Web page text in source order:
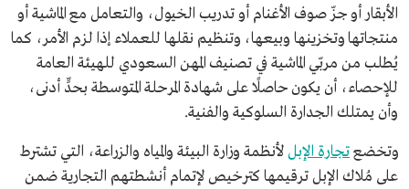
الأبقار أو جزّ صوف الأغنام أو تدريب الخيول، والتعامل مع الماشية أو
منتجاتها وتخزينها وبيعها، وتنظيم نقلها للعملاء إذا لزم الأمر، كما
يُطلب من مربّي الماشية في تصنيف المهن السعودي للهيئة العامة
للإحصاء، أن يكون حاصلًا على شهادة المرحلة المتوسطة بحدٍّ أدنى،
وأن يمتلك الجدارة السلوكية والفنية.
وتخضعتجارة الإبللأنظمة وزارة البيئة والمياه والزراعة، التي تشترط
على مُلاك الإبل ترقيمها كترخيص لإتمام أنشطتهم التجارية ضمن